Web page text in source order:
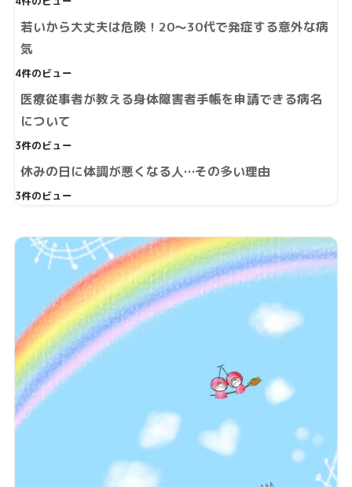
若いから大丈夫は危険！20～30代で発症する意外な病
気
4件のビュー
医療従事者が教える身体障害者手帳を申請できる病名
について
3件のビュー
休みの日に体調が悪くなる人…その多い理由
3件のビュー